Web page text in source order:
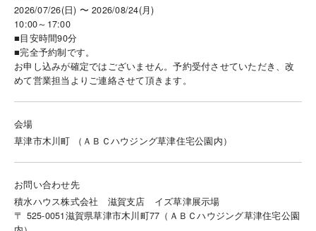
2026/07/26(日) 〜 2026/08/24(月)
10:00～17:00
■目安時間90分
■完全予約制です。
お申し込みが確定ではございません。予約受付させていただき、改
めて営業担当よりご連絡させて頂きます。
会場
草津市木川町 （ＡＢＣハウジング草津住宅公園内）
お問い合わせ先
積水ハウス株式会社 滋賀支店 イズ草津展示場
〒 525-0051滋賀県草津市木川町77（ＡＢＣハウジング草津住宅公園